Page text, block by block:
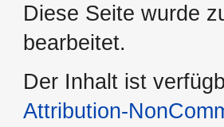
Diese Seite wurde
bearbeitet.
Der Inhalt ist
Attribution-